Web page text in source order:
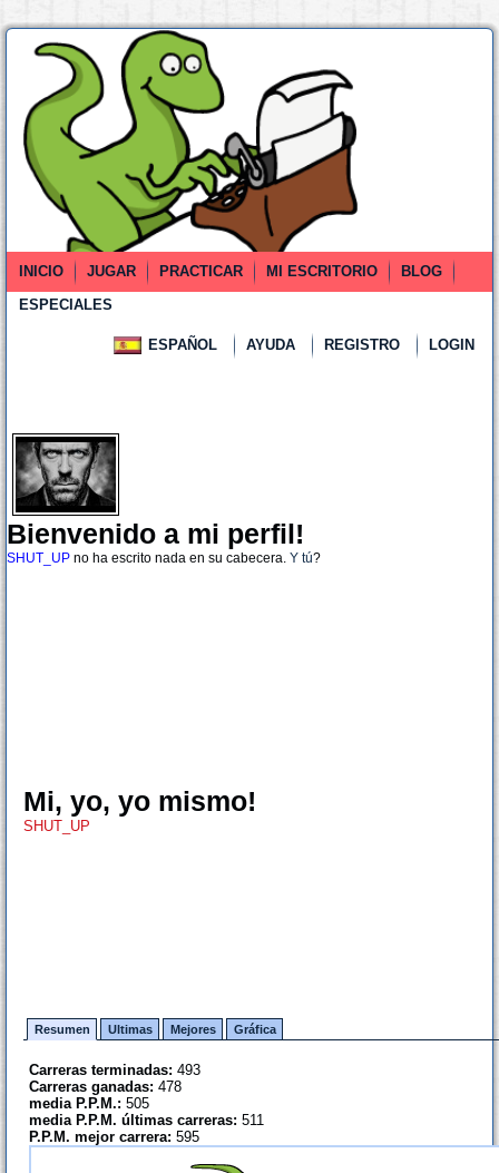
INICIO JUGAR PRACTICAR MI ESCRITORIO
BLOG
ESPECIALES
ESPAÑOL AYUDA REGISTRO LOGIN
Bienvenido a mi perfil!
SHUT_UP no ha escrito nada en su cabecera. Y tú?
Mi, yo, yo mismo!
SHUT_UP
Resumen Ultimas Mejores Gráfica
Carreras terminadas: 493
Carreras ganadas: 478
media P.P.M.: 505
media P.P.M. últimas carreras: 511
P.P.M. mejor carrera: 595